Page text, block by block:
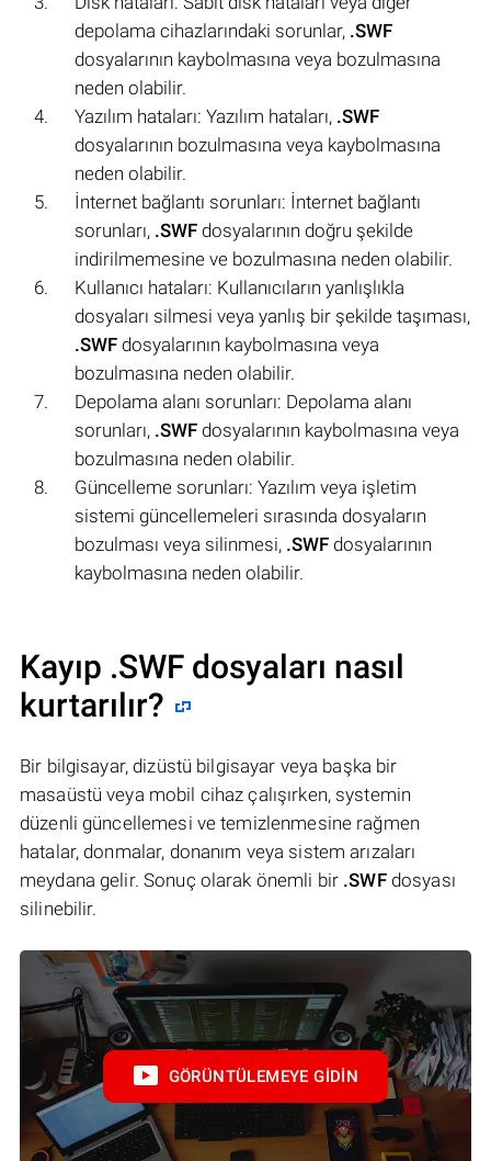
depolama cihazlarındaki sorunlar, .SWF
dosyalarının kaybolmasına veya bozulmasına
neden olabilir.
Yazılım hataları: Yazılım hataları, .SWF
dosyalarının bozulmasına veya kaybolmasına
neden olabilir.
İnternet bağlantı sorunları: İnternet bağlantı
sorunları, .SWF dosyalarının doğru şekilde
indirilmemesine ve bozulmasına neden olabilir.
Kullanıcı hataları: Kullanıcıların yanlışlıkla
dosyaları silmesi veya yanlış bir şekilde taşıması,
.SWF dosyalarının kaybolmasına veya
bozulmasına neden olabilir.
Depolama alanı sorunları: Depolama alanı
sorunları, .SWF dosyalarının kaybolmasına veya
bozulmasına neden olabilir.
Güncelleme sorunları: Yazılım veya işletim
sistemi güncellemeleri sırasında dosyaların
bozulması veya silinmesi, .SWF dosyalarının
kaybolmasına neden olabilir.
Kayıp .SWF dosyaları nasıl
kurtarılır?
Bir bilgisayar, dizüstü bilgisayar veya başka bir
masaüstü veya mobil cihaz çalışırken, systemin
düzenli güncellemesi ve temizlenmesine rağmen
hatalar, donmalar, donanım veya sistem arızaları
meydana gelir. Sonuç olarak önemli bir .SWFdosyası
silinebilir.
GÖRÜNTÜLEMEYE GIDIN